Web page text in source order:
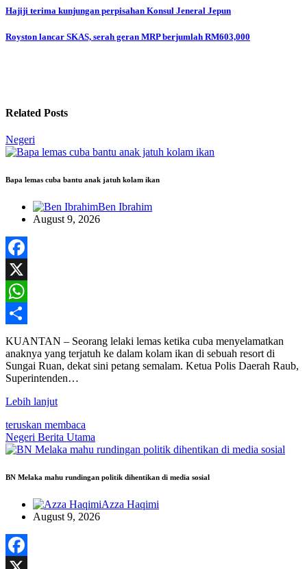
Post
navigation
Hajiji terima kunjungan perpisahan Konsul Jeneral Jepun
Royston lancar SKAS, serah geran MRP berjumlah RM603,000
Related Posts
Negeri
Bapa lemas cuba bantu anak jatuh kolam ikan
Ben Ibrahim
August 9, 2026
Facebook
X
WhatsApp
Share
KUANTAN – Seorang lelaki lemas ketika cuba menyelamatkan
anaknya yang terjatuh ke dalam kolam ikan di sebuah resort di
Sungai Ruan, dekat sini petang semalam. Ketua Polis Daerah Raub,
Superintenden…
Lebih lanjut
teruskan membaca
Negeri Berita Utama
BN Melaka mahu rundingan politik dihentikan di media sosial
Azza Haqimi
August 9, 2026
Facebook